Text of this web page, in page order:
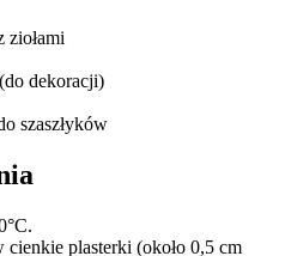
ziołami
dekoracji)
szaszłyków
plasterki (około 0,5 cm